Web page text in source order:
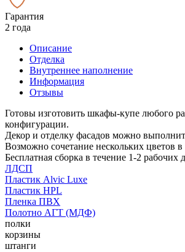
Гарантия
2 года
Описание
Отделка
Внутреннее наполнение
Информация
Отзывы
Готовы изготовить шкафы-купе любого
конфигурации.
Декор и отделку фасадов можно
Возможно сочетание нескольких цветов
Бесплатная сборка в течение 1-2 рабочих
ЛДСП
Пластик Alvic Luxe
Пластик HPL
Пленка ПВХ
Полотно АГТ (МДФ)
полки
корзины
штанги